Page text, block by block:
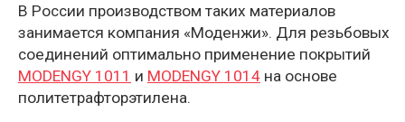
В России производством таких материалов
занимается компания «Моденжи». Для резьбовых
соединений оптимально применение покрытий
MODENGY 1011 и MODENGY 1014 на основе
политетрафторэтилена.